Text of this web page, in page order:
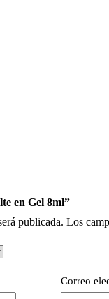
en Gel 8ml”
publicada. Los
Correo